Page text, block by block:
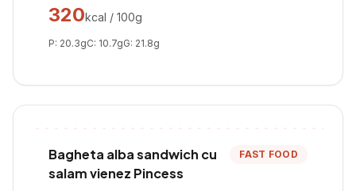
320kcal / 100g
P: 20.3gC: 10.7gG: 21.8g
Bagheta alba sandwich cu
salam vienez Pincess
FAST FOOD